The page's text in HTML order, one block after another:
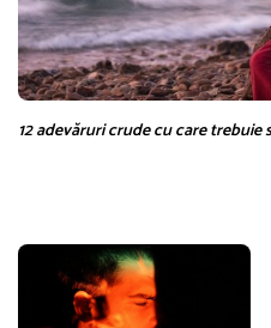
12 adevăruri crude cu care